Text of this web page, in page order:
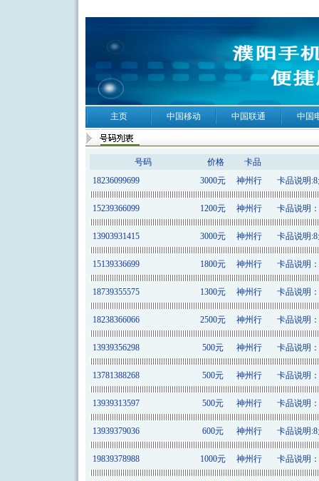
主页 中国移动 中国联通 中国
号码 价格
卡品
18236099699
3000元 神州行 卡品说明
15239366099 1200元 神州行 卡品说明
13903931415 3000元 神州行 卡品说明
15139336699 1800元 神州行 卡品说明
18739355575 1300元 神州行 卡品说明
18238366066 2500元 神州行 卡品说明
13939356298 500元 神州行 卡品说明
13781388268 500元 神州行 卡品说明
13939313597 500元 神州行 卡品说明
13939379036 600元 神州行 卡品说明
19839378988 1000元 神州行 卡品说明